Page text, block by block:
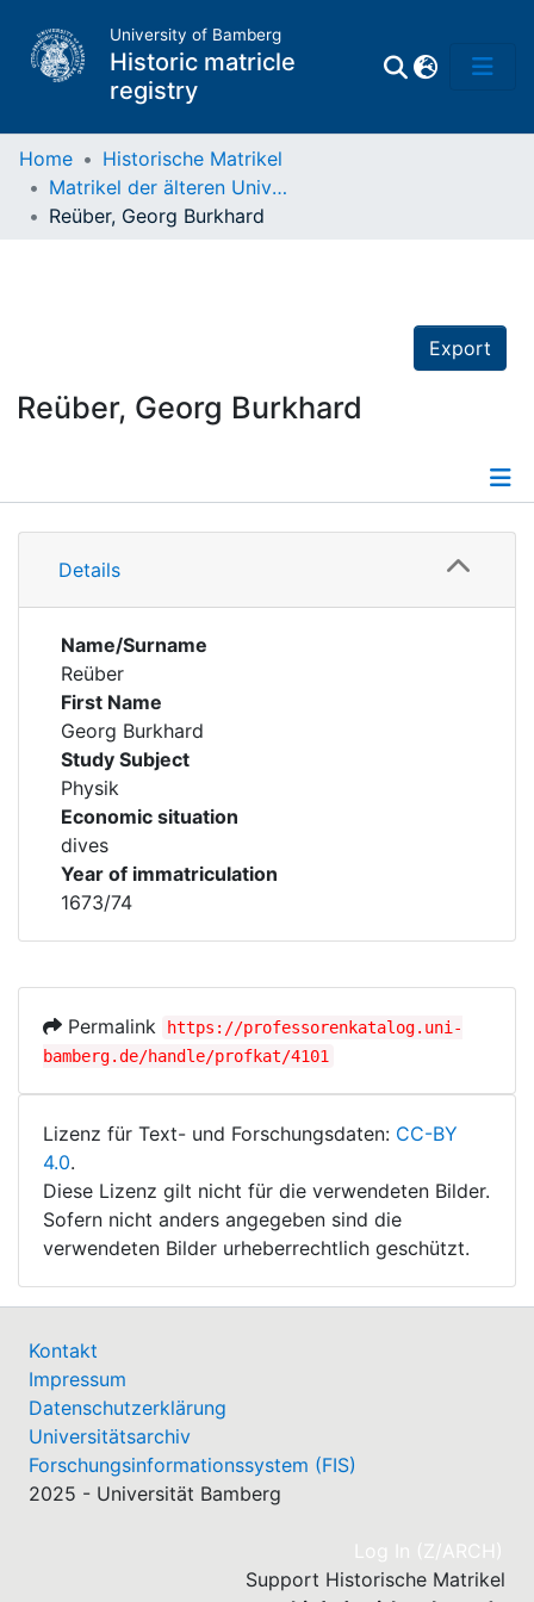
University of Bamberg
Historic matricle
registry
Matrikel
Home
Historische Matrikel
Matrikel der älteren Universität
Reüber, Georg Burkhard
Export
Reüber, Georg Burkhard
Details
Details
Name/Surname
Reüber
First Name
Georg Burkhard
Study Subject
Physik
Economic situation
dives
Year of immatriculation
1673/74
Permalink
https://professorenkatalog.uni-
bamberg.de/handle/profkat/4101
Lizenz für Text- und Forschungsdaten: CC-BY
4.0.
Diese Lizenz gilt nicht für die verwendeten Bilder.
Sofern nicht anders angegeben sind die
verwendeten Bilder urheberrechtlich geschützt.
Kontakt
Impressum
Datenschutzerklärung
Universitätsarchiv
Forschungsinformationssystem (FIS)
2025 - Universität Bamberg
Log In (Z/ARCH)
Support Historische Matrikel